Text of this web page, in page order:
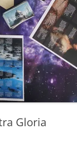
Gloria